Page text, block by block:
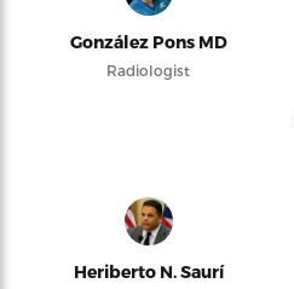
González Pons MD
Radiologist
Heriberto N. Saurí